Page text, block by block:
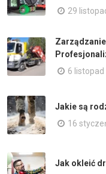
29
6 listopad
Jakie są
16
Jak okleić